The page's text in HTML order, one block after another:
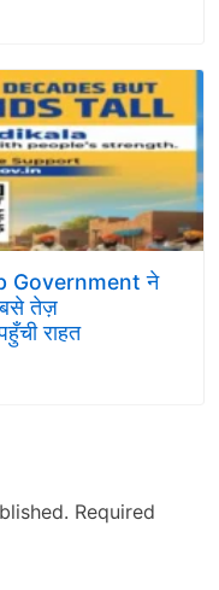
Government ने
तेज़
राहत
Required